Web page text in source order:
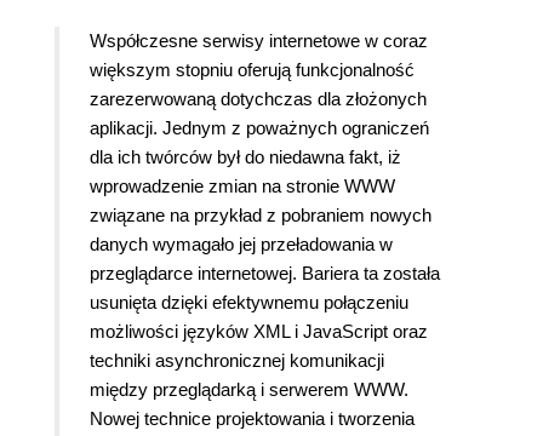
Współczesne serwisy internetowe w coraz
większym stopniu oferują funkcjonalność
zarezerwowaną dotychczas dla złożonych
aplikacji. Jednym z poważnych ograniczeń
dla ich twórców był do niedawna fakt, iż
wprowadzenie zmian na stronie WWW
związane na przykład z pobraniem nowych
danych wymagało jej przeładowania w
przeglądarce internetowej. Bariera ta została
usunięta dzięki efektywnemu połączeniu
możliwości języków XML i JavaScript oraz
techniki asynchronicznej komunikacji
między przeglądarką i serwerem WWW.
Nowej technice projektowania i tworzenia